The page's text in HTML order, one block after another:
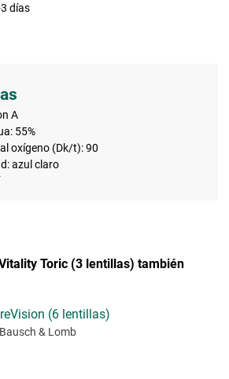
días
A
55%
oxígeno (Dk/t): 90
azul claro
Toric (3 lentillas) también
(6 lentillas)
& Lomb